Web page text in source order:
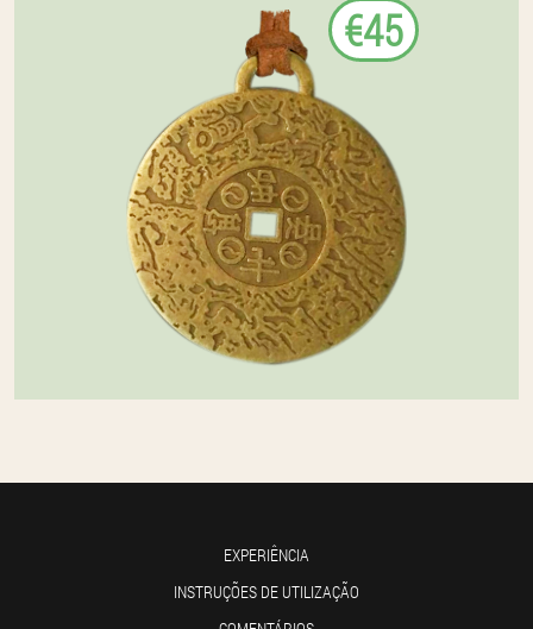
€45
EXPERIÊNCIA
INSTRUÇÕES DE UTILIZAÇÃO